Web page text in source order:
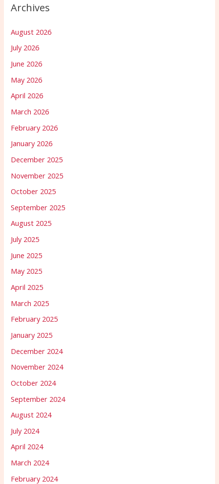
Archives
August 2026
July 2026
June 2026
May 2026
April 2026
March 2026
February 2026
January 2026
December 2025
November 2025
October 2025
September 2025
August 2025
July 2025
June 2025
May 2025
April 2025
March 2025
February 2025
January 2025
December 2024
November 2024
October 2024
September 2024
August 2024
July 2024
April 2024
March 2024
February 2024